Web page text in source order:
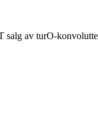
salg av turO-